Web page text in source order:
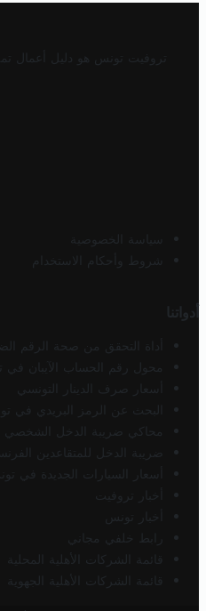
تروفيت تونس هو دليل أعمال
سياسة الخصوصية
شروط وأحكام الاستخدام
أدواتنا
أداة التحقق من صحة الرقم
محول رقم الحساب الآيبان في
أسعار صرف الدينار التونسي
البحث عن الرمز البريدي في
محاكي ضريبة الدخل الشخصي
ضريبة الدخل للمتقاعدين
أسعار السيارات الجديدة في
أخبار تروفيت
أخبار تونس
رابط خلفي مجاني
قائمة الشركات الأهلية المحلية
قائمة الشركات الأهلية الجهوية